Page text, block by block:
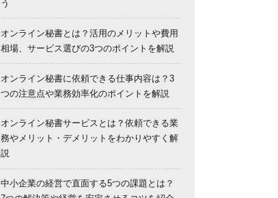
う
オンライン秘書とは？活用のメリットや費用
相場、サービス選びの3つのポイントを解説
オンライン秘書に依頼できる仕事内容は？3
つの注意点や業務効率化のポイントを解説
オンライン秘書サービスとは？依頼できる業
務やメリット・デメリットをわかりやすく解
説
中小企業の経営で直面する5つの課題とは？